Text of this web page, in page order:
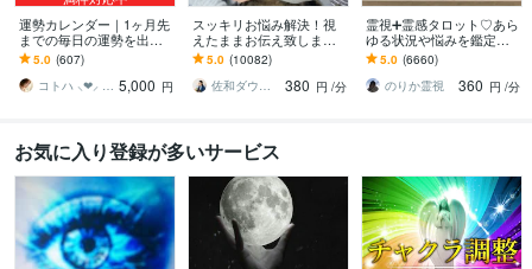
運勢カレンダー｜1ヶ月先
までの毎日の運勢を出し
ます 30日×500字のおよそ
1万5千文字で細かく詳細
に記します
5.0 (607)
コトハ ⸜❤︎⸝ 新サービス提供開始✨️ 5,000 円
スッキリお悩み解決！視
えたままお伝え致します
恋愛、結婚、人間関係、
仕事、人生、ペットの気
持ち等◎祈願付き
5.0 (10082)
佐和ダウジング＆スピリットメンター
380 円 /分
霊視➕霊感タロット♡あら
ゆる状況や悩みを鑑定し
ます 霊能家系末裔 |プロ占
い師歴16年| 気持ちや未来
を伝えます
5.0 (6660)
のりか霊視
360 円 /分
お気に入り登録が多いサービス